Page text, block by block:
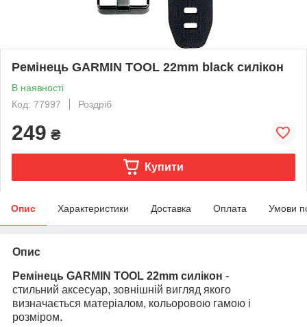
Ремінець GARMIN TOOL 22mm black силікон
В наявності
Код: 77997
Роздріб
249 ₴
Купити
Опис Характеристики Доставка Оплата Умови
Опис
Ремінець GARMIN TOOL 22mm силікон -
стильний аксесуар, зовнішній вигляд якого
визначається матеріалом, кольоровою гамою і
розміром.